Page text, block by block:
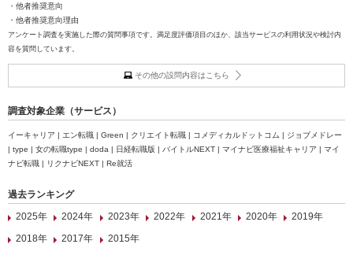
・他者推奨意向
・他者推奨意向理由
アンケート調査を実施した際の質問事項です。満足度評価項目のほか、該当サービスの利用状況や検討内
容を質問しています。
その他の設問内容はこちら
調査対象企業（サービス）
イーキャリア | エン転職 | Green | クリエイト転職 | コメディカルドットコム | ジョブメドレー
| type | 女の転職type | doda | 日経転職版 | バイトルNEXT | マイナビ医療福祉キャリア | マイ
ナビ転職 | リクナビNEXT | Re就活
過去ランキング
2025年
2024年 2023年 2022年 2021年 2020年
2019年
2018年
2017年 2015年